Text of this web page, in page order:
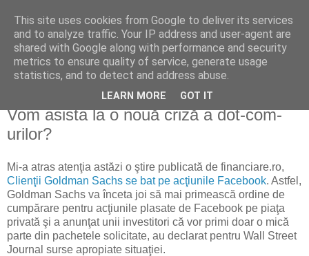
Reflecţii economice
blog de reflecţii, informaţii şi opinii economice
joi, 6 ianuarie 2011
Vom asista la o nouă criză a dot-com-
urilor?
Mi-a atras atenţia astăzi o ştire publicată de financiare.ro,
Clienţii Goldman Sachs se bat pe acţiunile Facebook. Astfel,
Goldman Sachs va înceta joi să mai primească ordine de
cumpărare pentru acţiunile plasate de Facebook pe piaţa
privată şi a anunţat unii investitori că vor primi doar o mică
parte din pachetele solicitate, au declarat pentru Wall Street
Journal surse apropiate situaţiei.
This site uses cookies from Google to deliver its services
and to analyze traffic. Your IP address and user-agent are
shared with Google along with performance and security
metrics to ensure quality of service, generate usage
statistics, and to detect and address abuse.
LEARN MORE GOT IT